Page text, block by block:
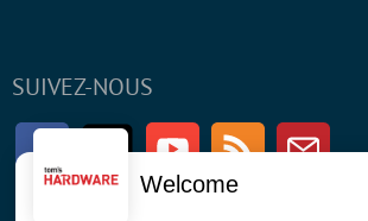
SUIVEZ-NOUS
FacebookTwitter Youtube RSS
Welcome